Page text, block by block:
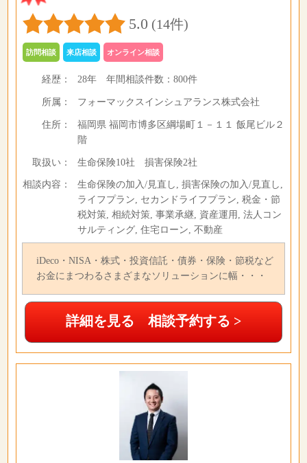
5.0 (14件)
訪問相談 来店相談 オンライン相談
経歴： 28年年間相談件数： 800件
所属： フォーマックスインシュアランス株式会社
住所：
福岡県 福岡市博多区綱場町１－１１ 飯尾ビル２
階
取扱い： 生命保険10社 損害保険2社
相談内容：
生命保険の加入/見直し, 損害保険の加入/見直し,
ライフプラン, セカンドライフプラン, 税金・節
税対策, 相続対策, 事業承継, 資産運用, 法人コン
サルティング, 住宅ローン, 不動産
iDeco・NISA・株式・投資信託・債券・保険・節税など
お金にまつわるさまざまなソリューションに幅・・・
詳細を見る 相談予約する >